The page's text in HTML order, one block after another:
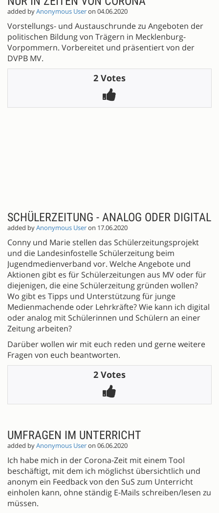
added byAnonymous Useron 04.06.2020
Vorstellungs- und Austauschrunde zu Angeboten der
politischen Bildung von Trägern in Mecklenburg-
Vorpommern. Vorbereitet und präsentiert von der
DVPB MV.
2 Votes
SCHÜLERZEITUNG - ANALOG ODER DIGITAL
added byAnonymous Useron 17.06.2020
Conny und Marie stellen das Schülerzeitungsprojekt
und die Landesinfostelle Schülerzeitung beim
Jugendmedienverband vor. Welche Angebote und
Aktionen gibt es für Schülerzeitungen aus MV oder für
diejenigen, die eine Schülerzeitung gründen wollen?
Wo gibt es Tipps und Unterstützung für junge
Medienmachende oder Lehrkräfte? Wie kann ich digital
oder analog mit Schülerinnen und Schülern an einer
Zeitung arbeiten?
Darüber wollen wir mit euch reden und gerne weitere
Fragen von euch beantworten.
2 Votes
UMFRAGEN IM UNTERRICHT
added byAnonymous Useron 06.06.2020
Ich habe mich in der Corona-Zeit mit einem Tool
beschäftigt, mit dem ich möglichst übersichtlich und
anonym ein Feedback von den SuS zum Unterricht
einholen kann, ohne ständig E-Mails schreiben/lesen zu
müssen.